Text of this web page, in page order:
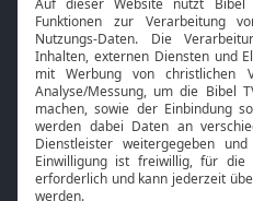
Neuigkeiten
Bibel TV